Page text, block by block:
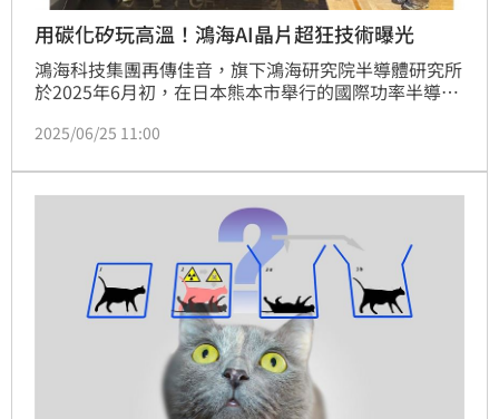
用碳化矽玩高溫！鴻海AI晶片超狂技術曝光
鴻海科技集團再傳佳音，旗下鴻海研究院半導體研究所
於2025年6月初，在日本熊本市舉行的國際功率半導體
晶片研發成果，包含應用於AI伺服器的高溫單晶片整合
決方案，獲得國際產學界高度肯定，展現台灣高階半導
體技術的實力。
2025/06/25 11:00